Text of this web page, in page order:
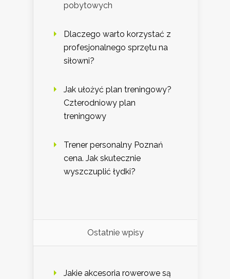
pobytowych
Dlaczego warto korzystać z
profesjonalnego sprzętu na
siłowni?
Jak ułożyć plan treningowy?
Czterodniowy plan
treningowy
Trener personalny Poznań
cena. Jak skutecznie
wyszczuplić łydki?
Ostatnie wpisy
Jakie akcesoria rowerowe są